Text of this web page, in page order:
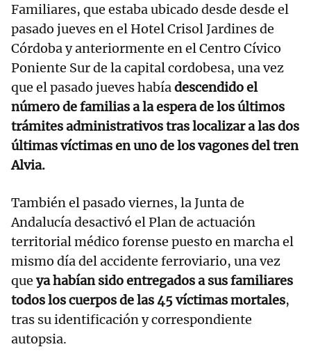
Familiares, que estaba ubicado desde desde el
pasado jueves en el Hotel Crisol Jardines de
Córdoba y anteriormente en el Centro Cívico
Poniente Sur de la capital cordobesa, una vez
que el pasado jueves habíadescendido el
número de familias a la espera de los últimos
trámites administrativos tras localizar a las dos
últimas víctimas en uno de los vagones del tren
Alvia.
También el pasado viernes, la Junta de
Andalucía desactivó el Plan de actuación
territorial médico forense puesto en marcha el
mismo día del accidente ferroviario, una vez
que ya habían sido entregados a sus familiares
todos los cuerpos de las 45 víctimas mortales,
tras su identificación y correspondiente
autopsia.